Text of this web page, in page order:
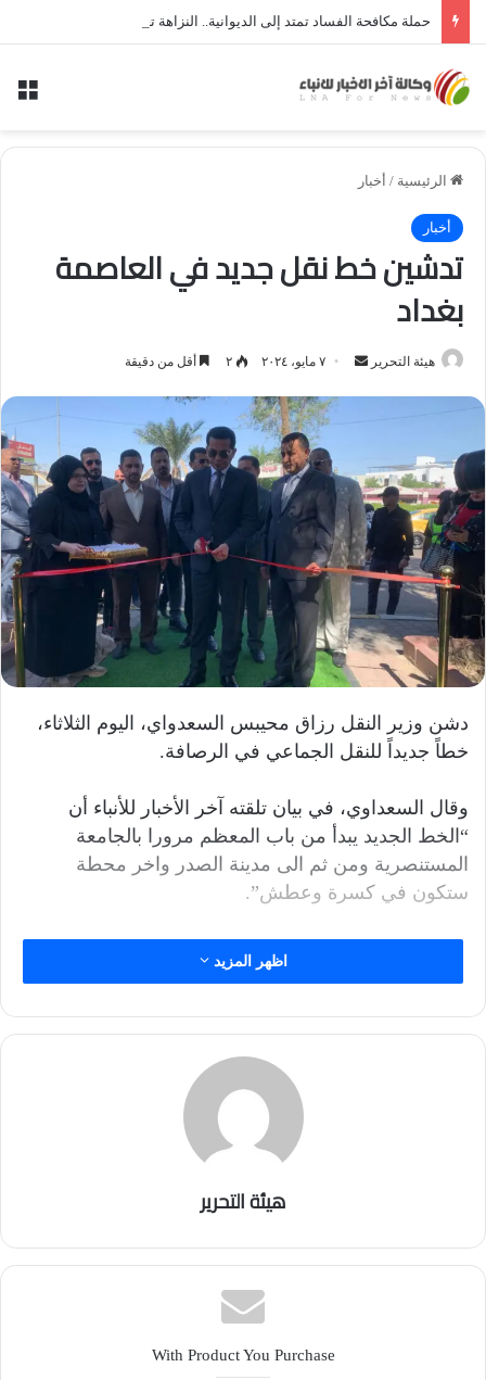
الرئيسية / أخبار
أخبار
تدشين خط نقل جديد في العاصمة
بغداد
هيئة التحرير
أرسل
إلكترونيا
٧ مايو، ٢٠٢٤ ٢ أقل من دقيقة
دشن وزير النقل رزاق محيبس السعدواي، اليوم الثلاثاء،
خطاً جديداً للنقل الجماعي في الرصافة.
وقال السعداوي، في بيان تلقته آخر الأخبار للأنباء أن
“الخط الجديد يبدأ من باب المعظم مرورا بالجامعة
المستنصرية ومن ثم الى مدينة الصدر واخر محطة
ستكون في كسرة وعطش”.
اظهر المزيد
هيئة التحرير
With Product You Purchase